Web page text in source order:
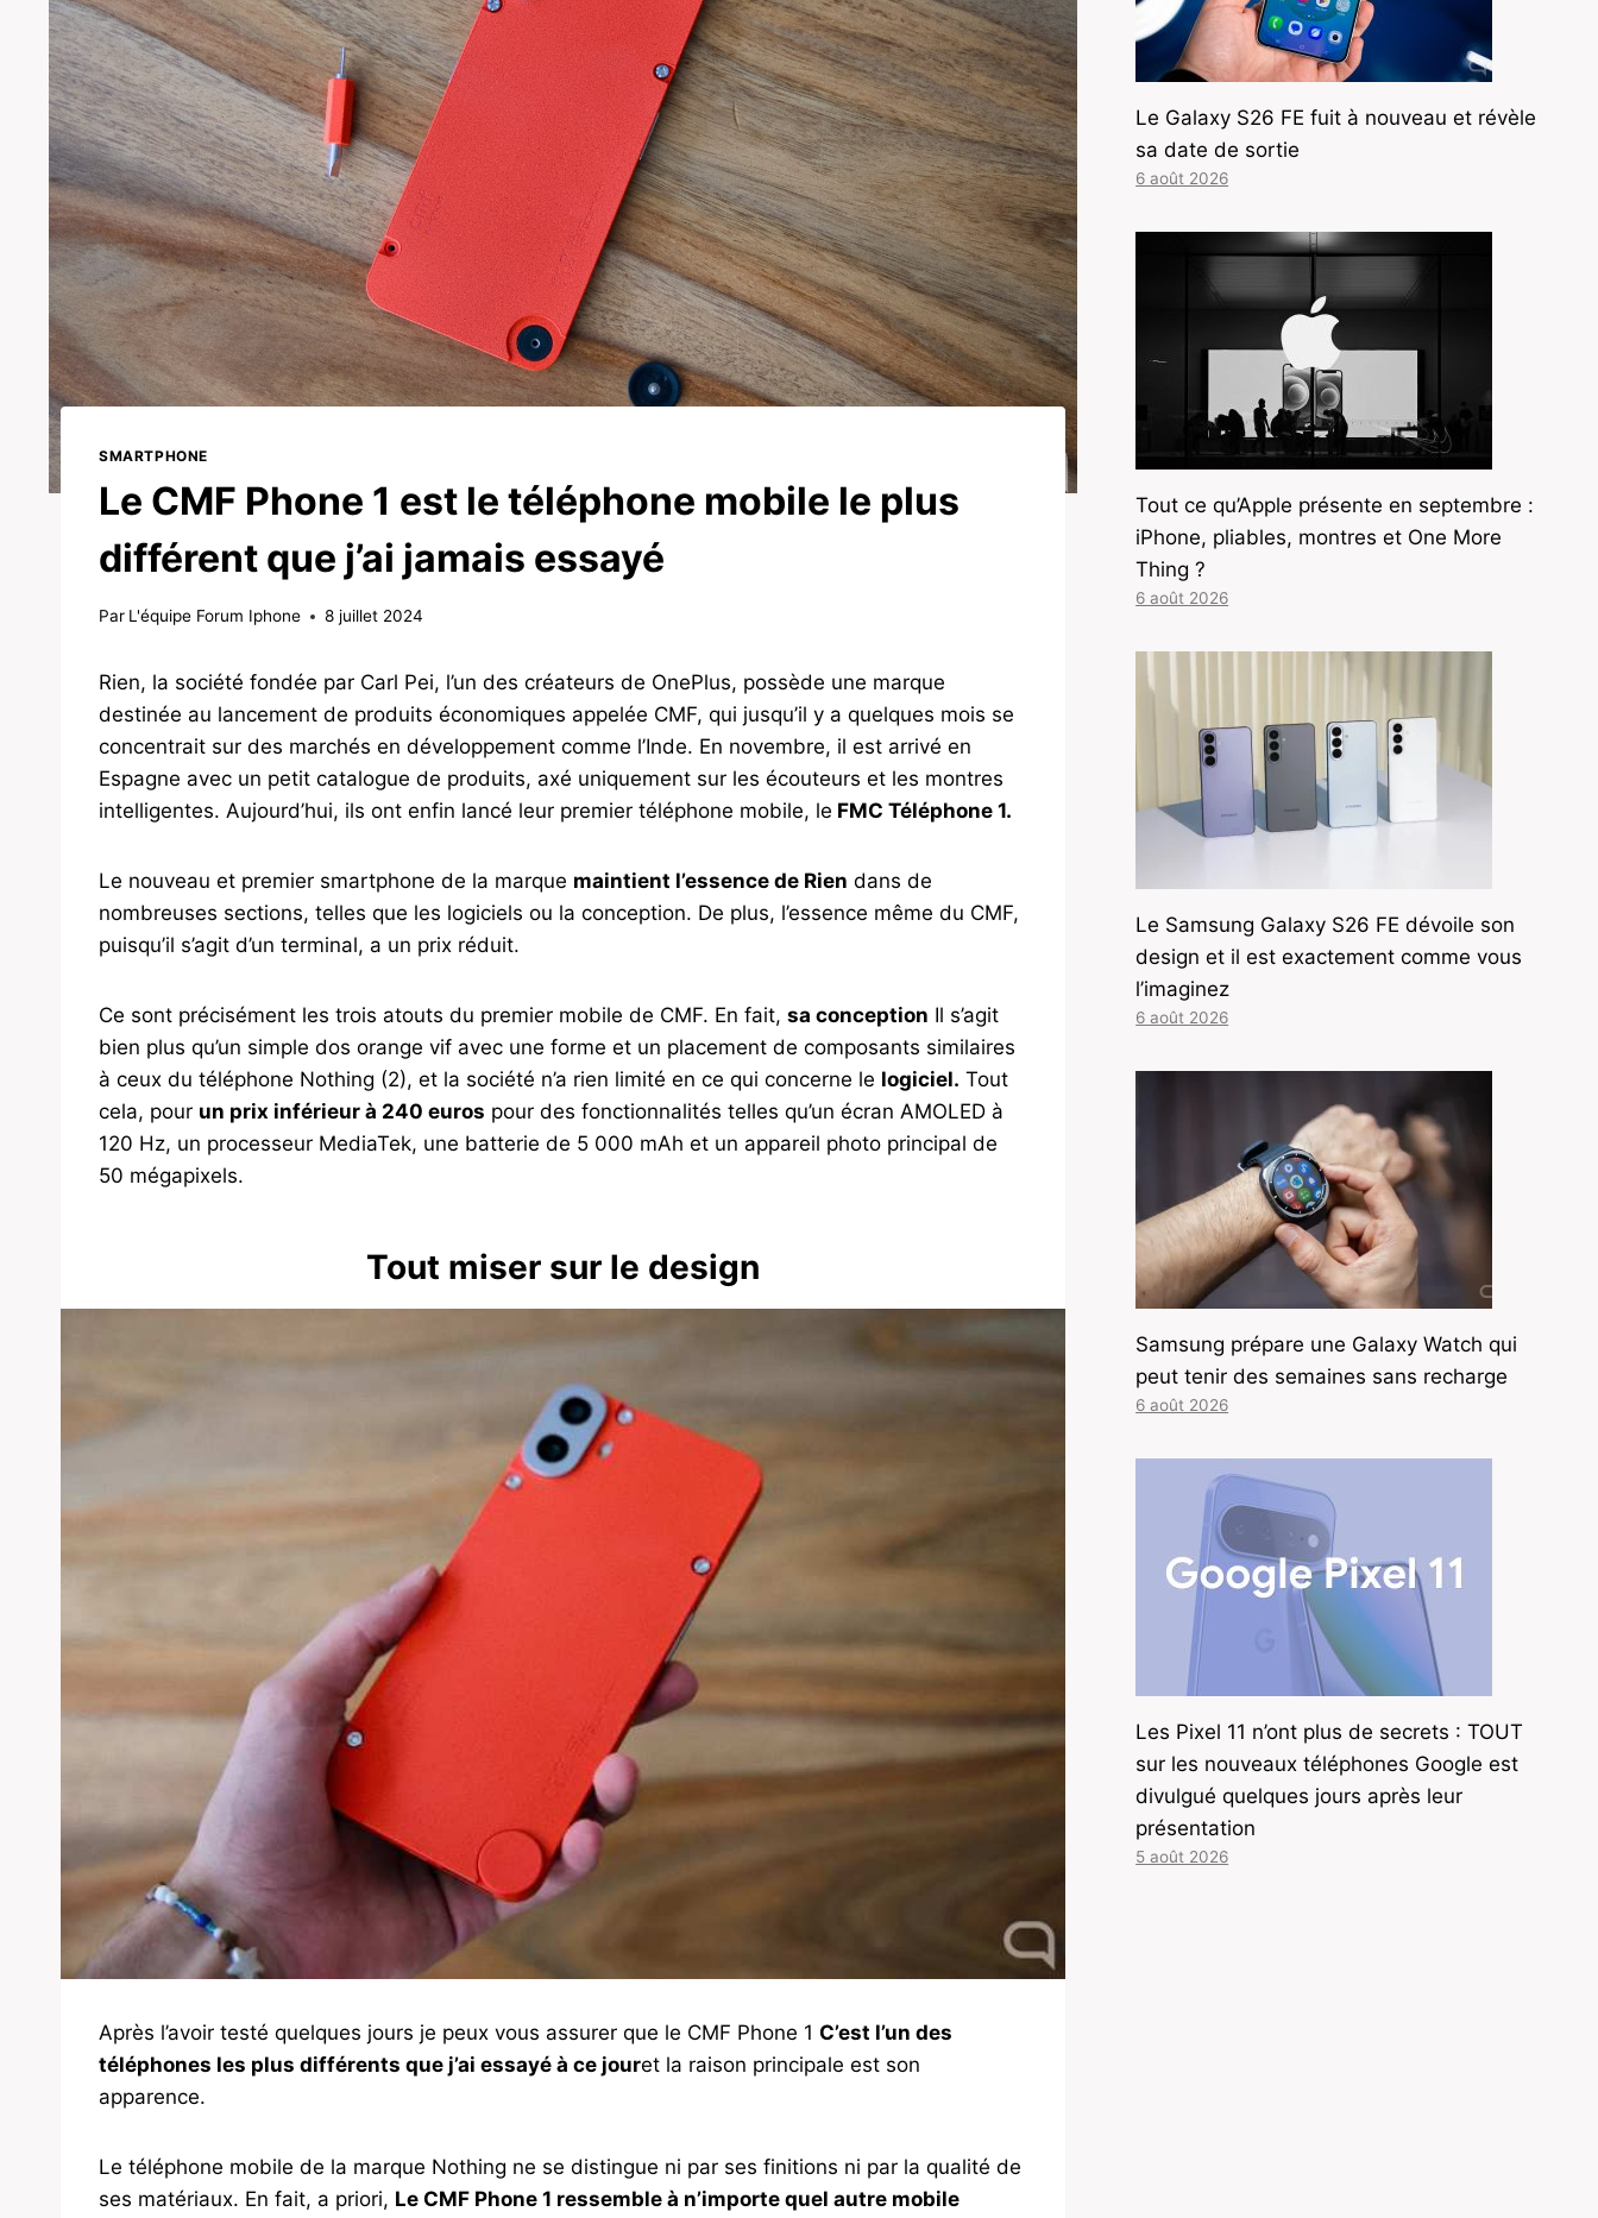
SMARTPHONE
Le CMF Phone 1 est le téléphone mobile le plus
différent que j’ai jamais essayé
Par L'équipe Forum Iphone 8 juillet 2024
Rien, la société fondée par Carl Pei, l’un des créateurs de OnePlus, possède une marque
destinée au lancement de produits économiques appelée CMF, qui jusqu’il y a quelques mois se
concentrait sur des marchés en développement comme l’Inde. En novembre, il est arrivé en
Espagne avec un petit catalogue de produits, axé uniquement sur les écouteurs et les montres
intelligentes. Aujourd’hui, ils ont enfin lancé leur premier téléphone mobile, le FMC Téléphone 1.
Le nouveau et premier smartphone de la marque maintient l’essence de Rien dans de
nombreuses sections, telles que les logiciels ou la conception. De plus, l’essence même du CMF,
puisqu’il s’agit d’un terminal, a un prix réduit.
Ce sont précisément les trois atouts du premier mobile de CMF. En fait, sa conception Il s’agit
bien plus qu’un simple dos orange vif avec une forme et un placement de composants similaires
à ceux du téléphone Nothing (2), et la société n’a rien limité en ce qui concerne le logiciel. Tout
cela, pour un prix inférieur à 240 euros pour des fonctionnalités telles qu’un écran AMOLED à
120 Hz, un processeur MediaTek, une batterie de 5 000 mAh et un appareil photo principal de
50 mégapixels.
Tout miser sur le design
Après l’avoir testé quelques jours je peux vous assurer que le CMF Phone 1 C’est l’un des
téléphones les plus différents que j’ai essayé à ce jouret la raison principale est son
apparence.
Le téléphone mobile de la marque Nothing ne se distingue ni par ses finitions ni par la qualité de
ses matériaux. En fait, a priori, Le CMF Phone 1 ressemble à n’importe quel autre mobile
Le Galaxy S26 FE fuit à nouveau et révèle
sa date de sortie
6 août 2026
Tout ce qu’Apple présente en septembre :
iPhone, pliables, montres et One More
Thing ?
6 août 2026
Le Samsung Galaxy S26 FE dévoile son
design et il est exactement comme vous
l’imaginez
6 août 2026
Samsung prépare une Galaxy Watch qui
peut tenir des semaines sans recharge
6 août 2026
Les Pixel 11 n’ont plus de secrets : TOUT
sur les nouveaux téléphones Google est
divulgué quelques jours après leur
présentation
5 août 2026